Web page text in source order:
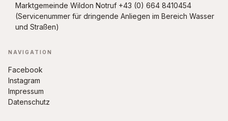
Marktgemeinde Wildon Notruf +43 (0) 664 8410454
(Servicenummer für dringende Anliegen im Bereich Wasser
und Straßen)
NAVIGATION
Facebook
Instagram
Impressum
Datenschutz